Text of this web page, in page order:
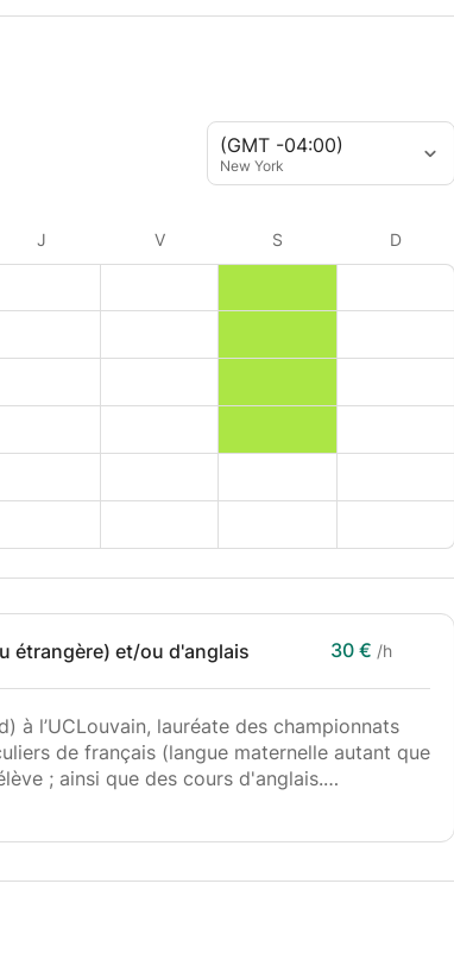
(GMT -04:00)
New York
J V S D
étrangère) et/ou d'anglais 30 € /h
à l’UCLouvain, lauréate des championnats
de français (langue maternelle autant que
; ainsi que des cours d'anglais.